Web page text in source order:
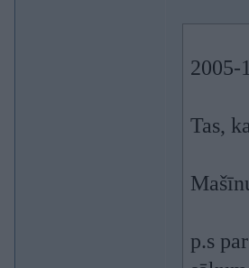
2005-
Tas,
p.s